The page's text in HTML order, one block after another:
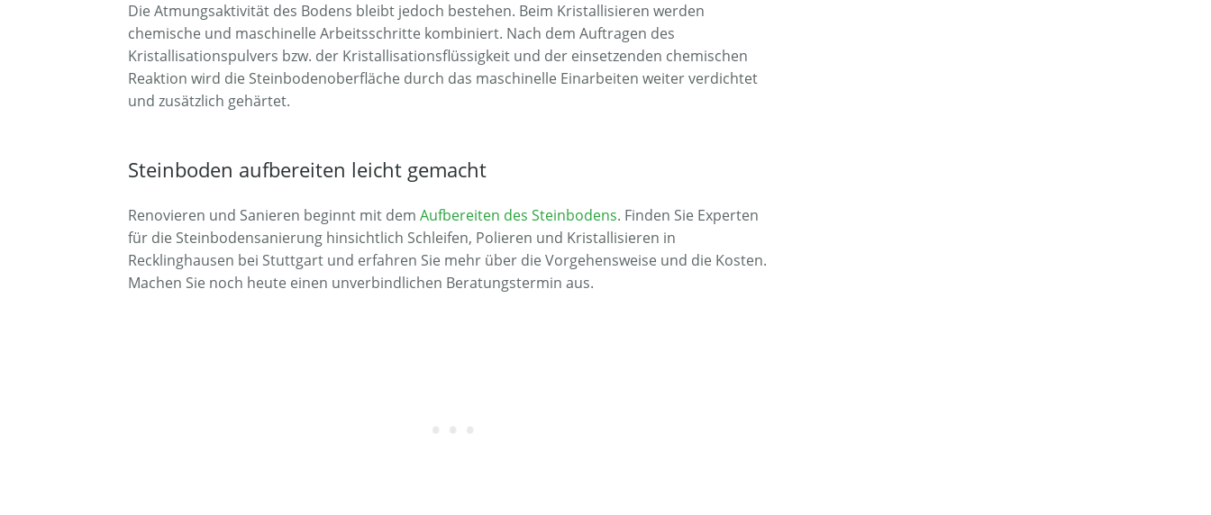
Die Atmungsaktivität des Bodens bleibt jedoch bestehen. Beim Kristallisieren werden
chemische und maschinelle Arbeitsschritte kombiniert. Nach dem Auftragen des
Kristallisationspulvers bzw. der Kristallisationsflüssigkeit und der einsetzenden chemischen
Reaktion wird die Steinbodenoberfläche durch das maschinelle Einarbeiten weiter verdichtet
und zusätzlich gehärtet.
Steinboden aufbereiten leicht gemacht
Renovieren und Sanieren beginnt mit dem Aufbereiten des Steinbodens. Finden Sie Experten
für die Steinbodensanierung hinsichtlich Schleifen, Polieren und Kristallisieren in
Recklinghausen bei Stuttgart und erfahren Sie mehr über die Vorgehensweise und die Kosten.
Machen Sie noch heute einen unverbindlichen Beratungstermin aus.